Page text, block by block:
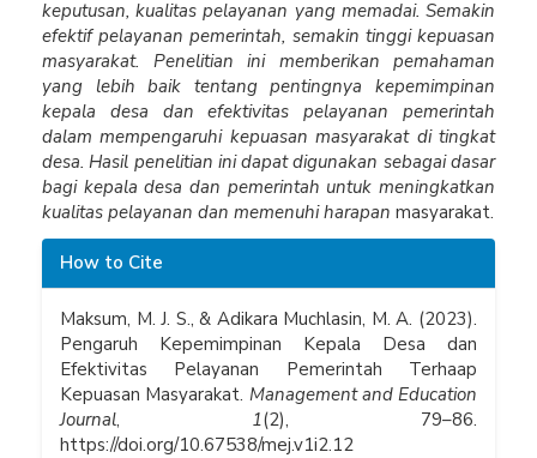
keputusan, kualitas pelayanan yang memadai. Semakin
efektif pelayanan pemerintah, semakin tinggi kepuasan
masyarakat. Penelitian ini memberikan pemahaman
yang lebih baik tentang pentingnya kepemimpinan
kepala desa dan efektivitas pelayanan pemerintah
dalam mempengaruhi kepuasan masyarakat di tingkat
desa. Hasil penelitian ini dapat digunakan sebagai dasar
bagi kepala desa dan pemerintah untuk meningkatkan
kualitas pelayanan dan memenuhi harapan masyarakat.
Article
Details
How to Cite
Maksum, M. J. S., & Adikara Muchlasin, M. A. (2023).
Pengaruh Kepemimpinan Kepala Desa dan
Efektivitas Pelayanan Pemerintah Terhaap
Kepuasan Masyarakat. Management and Education
Journal, 1(2), 79–86.
https://doi.org/10.67538/mej.v1i2.12